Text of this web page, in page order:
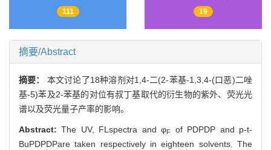
111 19
摘要/Abstract
摘要： 本文讨论了18种溶剂对1,4-二(2-苯基-1,3,4-(口恶)二唑
基-5)苯及2-苯基的对位有叔丁基取代的衍生物的紫外、荧光光
谱以及荧光量子产率的影响。
Abstract:The UV, FLspectra and φF
of PDPDP and p-t-
BuPDPDPare taken respectively in eighteen solvents. The